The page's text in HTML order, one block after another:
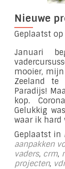
Nieuwe
Geplaatst op
Januari
mooier,
Zeeland
Paradijs!
kop.
Gelukkig
waar ik hard
Geplaatst in
aanpakken
vaders, crm,
projecten,